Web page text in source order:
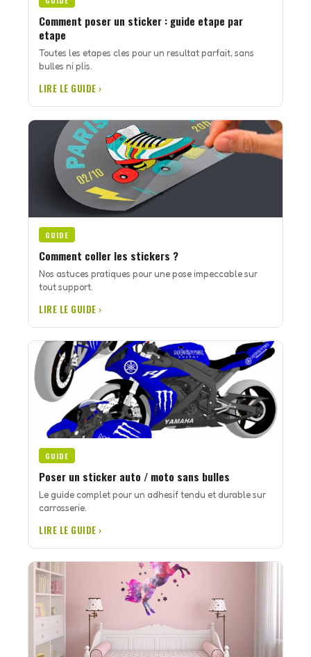
Comment poser un sticker : guide etape par
etape
Toutes les etapes cles pour un resultat parfait, sans
bulles ni plis.
LIRE LE GUIDE ›
GUIDE
Comment coller les stickers ?
Nos astuces pratiques pour une pose impeccable sur
tout support.
LIRE LE GUIDE ›
GUIDE
Poser un sticker auto / moto sans bulles
Le guide complet pour un adhesif tendu et durable sur
carrosserie.
LIRE LE GUIDE ›